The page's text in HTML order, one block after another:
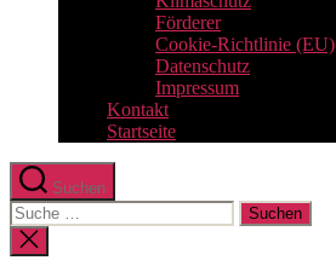
Förderer
Cookie-Richtlinie (EU)
Datenschutz
Impressum
Kontakt
Startseite
Suchen
Suche
nach:
Suche
schließen